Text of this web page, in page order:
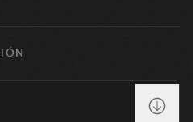
Numb